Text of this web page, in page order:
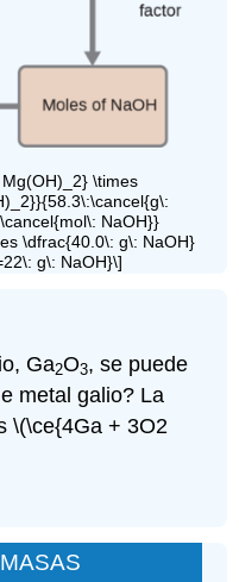
\times
NaOH}}
\dfrac{40.0\: g\: NaOH}
g\: NaOH}\]
Ga2O3, se puede
metal galio? La
\(\ce{4Ga + 3O2